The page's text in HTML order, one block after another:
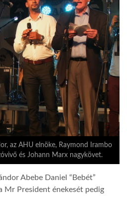
az AHU elnöke, Raymond Irambo
és Johann Marx nagykövet.
Abebe Daniel “Bebét”
Mr President énekesét pedig